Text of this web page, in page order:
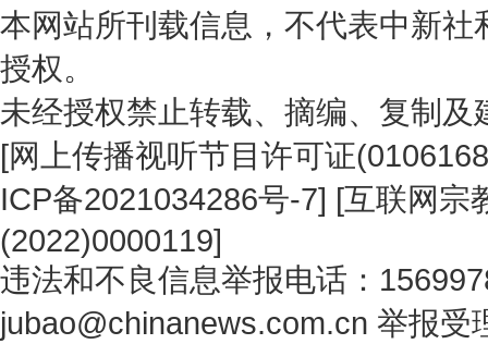
本网站所刊载信息，不代表中新
授权。
未经授权禁止转载、摘编、复制
[网上传播视听节目许可证
ICP备2021034286号-7] [互联网宗
(2022)0000119]
违法和不良信息举报电话：
jubao@chinanews.com.cn 举报受